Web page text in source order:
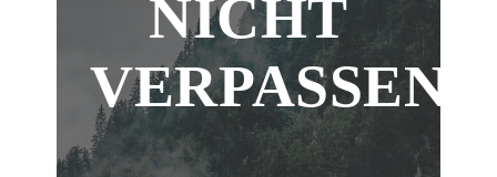
NICHT
VERPASSEN!